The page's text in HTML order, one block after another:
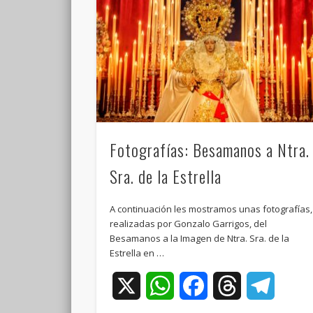
Fotografías: Besamanos a Ntra.
Sra. de la Estrella
A continuación les mostramos unas fotografías,
realizadas por Gonzalo Garrigos, del
Besamanos a la Imagen de Ntra. Sra. de la
Estrella en …
WhatsAppFacebookThreads